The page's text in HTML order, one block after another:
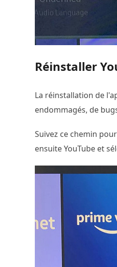
Réinstaller
La réinstallation de
endommagés, de
Suivez ce chemin
ensuite YouTube et